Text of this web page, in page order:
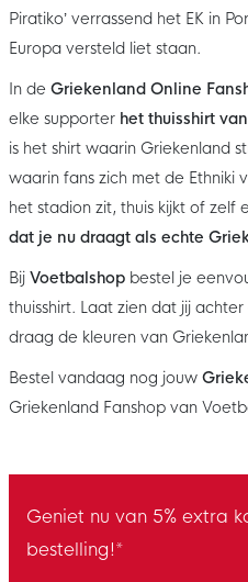
Piratiko’ verrassend het EK in
Europa versteld liet staan.
In de Griekenland Online
elke supporter het thuisshirt
is het shirt waarin Griekenland
waarin fans zich met de Ethniki
het stadion zit, thuis kijkt of zelf
dat je nu draagt als echte
Bij Voetbalshop bestel je
thuisshirt. Laat zien dat jij
draag de kleuren van
Bestel vandaag nog jouw
Griekenland Fanshop van
Geniet nu van 5% extra
bestelling!*